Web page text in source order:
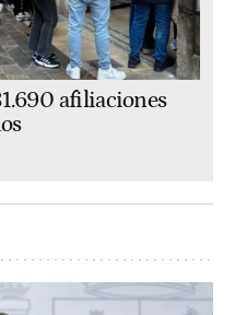
afiliaciones